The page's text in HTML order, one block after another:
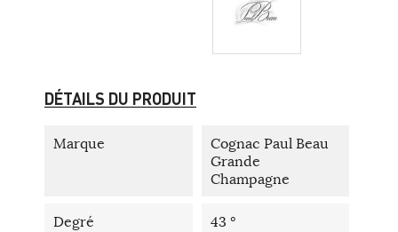
DÉTAILS DU PRODUIT
Marque
Cognac Paul Beau
Grande
Champagne
Degré 43 °